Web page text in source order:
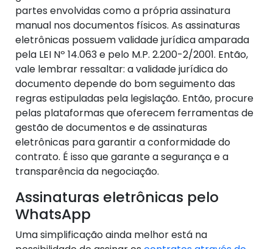
partes envolvidas como a própria assinatura
manual nos documentos físicos. As assinaturas
eletrônicas possuem validade jurídica amparada
pela LEI Nº 14.063 e pelo M.P. 2.200-2/2001. Então,
vale lembrar ressaltar: a validade jurídica do
documento depende do bom seguimento das
regras estipuladas pela legislação. Então, procure
pelas plataformas que oferecem ferramentas de
gestão de documentos e de assinaturas
eletrônicas para garantir a conformidade do
contrato. É isso que garante a segurança e a
transparência da negociação.
Assinaturas eletrônicas pelo
WhatsApp
Uma simplificação ainda melhor está na